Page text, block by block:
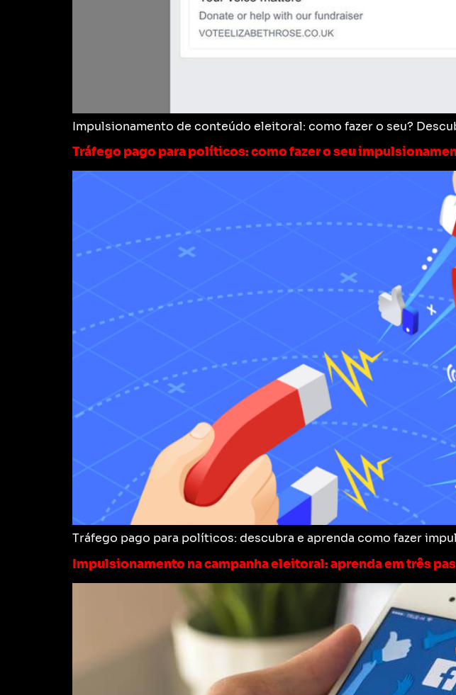
Impulsionamento de conteúdo eleitoral: como fazer o seu?
Tráfego pago para políticos: como fazer o seu
Tráfego pago para políticos: descubra e aprenda como fazer
Impulsionamento na campanha eleitoral: aprenda em três